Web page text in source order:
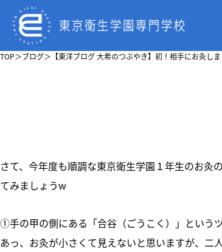
TOP＞ブログ＞ 【東洋ブログ 大希のつぶやき】初！相手にお灸し
さて、今年度も順調な東京衛生学園１年生のお灸
てみましょうw
①手の甲の側にある「合谷（ごうこく）」という
あっ、お灸が小さくて見えないと思いますが、二